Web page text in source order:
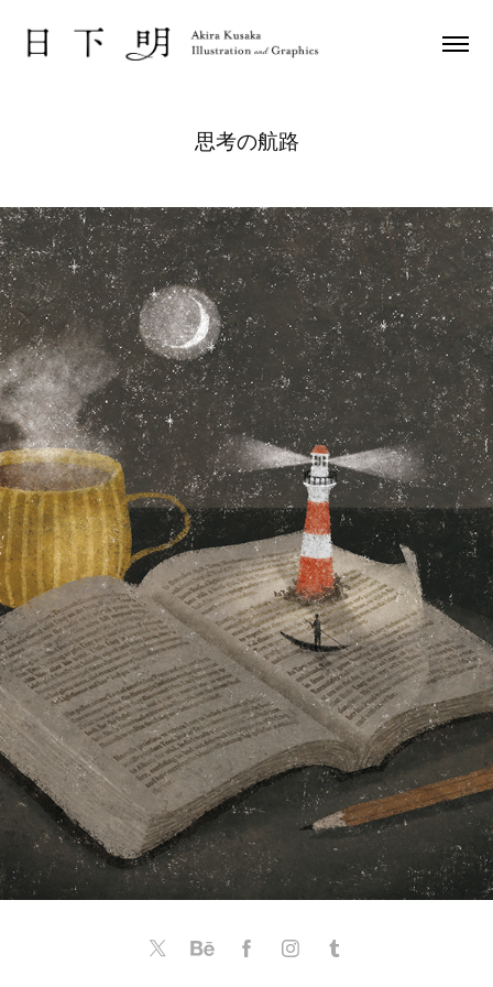
思考の航路